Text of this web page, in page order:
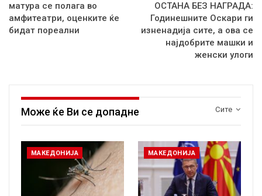
матура се полага во
амфитеатри, оценките ќе
бидат пореални
ОСТАНА БЕЗ НАГРАДА:
Годинешните Оскари ги
изненадија сите, а ова се
најдобрите машки и
женски улоги
Сите
Може ќе Ви се допадне
МАКЕДОНИЈА МАКЕДОНИЈА